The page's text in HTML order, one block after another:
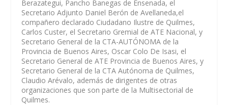
Berazategui, Pancho Banegas de Ensenada, el
Secretario Adjunto Daniel Berón de Avellaneda,el
compañero declarado Ciudadano Ilustre de Quilmes,
Carlos Custer, el Secretario Gremial de ATE Nacional, y
Secretario General de la CTA-AUTÓNOMA de la
Provincia de Buenos Aires, Oscar Colo De Isasi, el
Secretario General de ATE Provincia de Buenos Aires, y
Secretario General de la CTA Autónoma de Quilmes,
Claudio Arévalo, además de dirigentes de otras
organizaciones que son parte de la Multisectorial de
Quilmes.